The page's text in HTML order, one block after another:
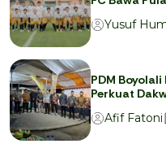
Yusuf
PDM
Perkuat
Afif Fatoni